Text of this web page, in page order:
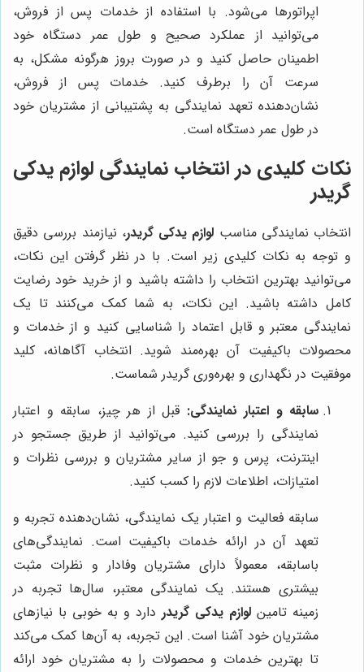
اپراتورها می‌شود. با استفاده از خدمات پس از فروش،
می‌توانید از عملکرد صحیح و طول عمر دستگاه خود
اطمینان حاصل کنید و در صورت بروز هرگونه مشکل، به
سرعت آن را برطرف کنید. خدمات پس از فروش،
نشان‌دهنده تعهد نمایندگی به پشتیبانی از مشتریان خود
در طول عمر دستگاه است.
نکات کلیدی در انتخاب نمایندگی لوازم یدکی
گریدر
انتخاب نمایندگی مناسب لوازم یدکی گریدر، نیازمند بررسی دقیق
و توجه به نکات کلیدی زیر است. با در نظر گرفتن این نکات،
می‌توانید بهترین انتخاب را داشته باشید و از خرید خود رضایت
کامل داشته باشید. این نکات، به شما کمک می‌کنند تا یک
نمایندگی معتبر و قابل اعتماد را شناسایی کنید و از خدمات و
محصولات باکیفیت آن بهره‌مند شوید. انتخاب آگاهانه، کلید
موفقیت در نگهداری و بهره‌وری گریدر شماست.
سابقه و اعتبار نمایندگی: قبل از هر چیز، سابقه و اعتبار
نمایندگی را بررسی کنید. می‌توانید از طریق جستجو در
اینترنت، پرس و جو از سایر مشتریان و بررسی نظرات و
امتیازات، اطلاعات لازم را کسب کنید.
سابقه فعالیت و اعتبار یک نمایندگی، نشان‌دهنده تجربه و
تعهد آن در ارائه خدمات باکیفیت است. نمایندگی‌های
باسابقه، معمولاً دارای مشتریان وفادار و نظرات مثبت
بیشتری هستند. یک نمایندگی معتبر، سال‌ها تجربه در
زمینه تامین لوازم یدکی گریدر دارد و به خوبی با نیازهای
مشتریان خود آشنا است. این تجربه، به آن‌ها کمک می‌کند
تا بهترین خدمات و محصولات را به مشتریان خود ارائه